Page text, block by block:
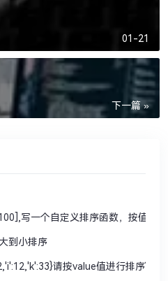
01-21
下一篇 »
写一个自定义排序函数，按值降
到小排序
请按value值进行排序?